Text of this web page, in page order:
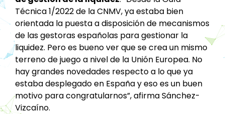
Técnica 1/2022 de la CNMV, ya estaba bien
orientada la puesta a disposición de mecanismos
de las gestoras españolas para gestionar la
liquidez. Pero es bueno ver que se crea un mismo
terreno de juego a nivel de la Unión Europea. No
hay grandes novedades respecto a lo que ya
estaba desplegado en España y eso es un buen
motivo para congratularnos”, afirma Sánchez-
Vizcaíno.